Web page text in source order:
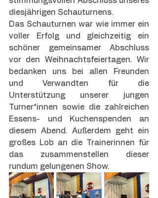
diesjährigen Schauturnens.
Das Schauturnen war wie immer ein
voller Erfolg und gleichzeitig ein
schöner gemeinsamer Abschluss
vor den Weihnachtsfeiertagen. Wir
bedanken uns bei allen Freunden
und Verwandten für die
Unterstützung unserer jungen
Turner*innen sowie die zahlreichen
Essens- und Kuchenspenden an
diesem Abend. Außerdem geht ein
großes Lob an die Trainerinnen für
das zusammenstellen dieser
rundum gelungenen Show.